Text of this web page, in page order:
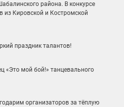
района. В конкурсе
из Кировской и Костромской
праздник талантов!
«Это мой бой!» танцевального
организаторов за тёплую